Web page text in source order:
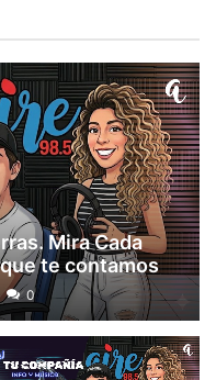
Mira Cada
te contamos
0